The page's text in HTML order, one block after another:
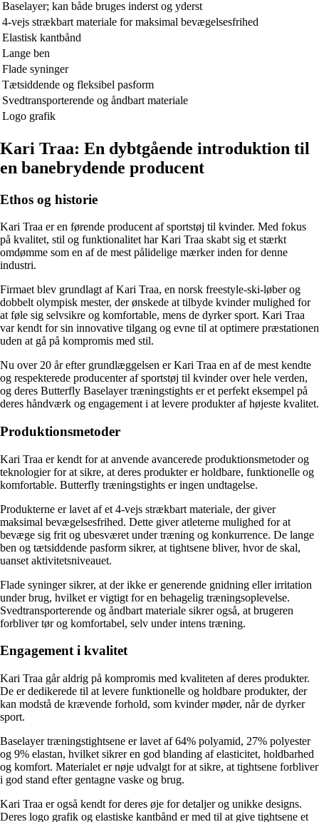
Baselayer; kan både bruges inderst og yderst
4-vejs strækbart materiale for maksimal bevægelsesfrihed
Elastisk kantbånd
Lange ben
Flade syninger
Tætsiddende og fleksibel pasform
Svedtransporterende og åndbart materiale
Logo grafik
Kari Traa: En dybtgående introduktion til
en banebrydende producent
Ethos og historie
Kari Traa er en førende producent af sportstøj til kvinder. Med fokus
på kvalitet, stil og funktionalitet har Kari Traa skabt sig et stærkt
omdømme som en af ​​de mest pålidelige mærker inden for denne
industri.
Firmaet blev grundlagt af Kari Traa, en norsk freestyle-ski-løber og
dobbelt olympisk mester, der ønskede at tilbyde kvinder mulighed for
at føle sig selvsikre og komfortable, mens de dyrker sport. Kari Traa
var kendt for sin innovative tilgang og evne til at optimere præstationen
uden at gå på kompromis med stil.
Nu over 20 år efter grundlæggelsen er Kari Traa en af ​​de mest kendte
og respekterede producenter af sportstøj til kvinder over hele verden,
og deres Butterfly Baselayer træningstights er et perfekt eksempel på
deres håndværk og engagement i at levere produkter af højeste kvalitet.
Produktionsmetoder
Kari Traa er kendt for at anvende avancerede produktionsmetoder og
teknologier for at sikre, at deres produkter er holdbare, funktionelle og
komfortable. Butterfly træningstights er ingen undtagelse.
Produkterne er lavet af et 4-vejs strækbart materiale, der giver
maksimal bevægelsesfrihed. Dette giver atleterne mulighed for at
bevæge sig frit og ubesværet under træning og konkurrence. De lange
ben og tætsiddende pasform sikrer, at tightsene bliver, hvor de skal,
uanset aktivitetsniveauet.
Flade syninger sikrer, at der ikke er generende gnidning eller irritation
under brug, hvilket er vigtigt for en behagelig træningsoplevelse.
Svedtransporterende og åndbart materiale sikrer også, at brugeren
forbliver tør og komfortabel, selv under intens træning.
Engagement i kvalitet
Kari Traa går aldrig på kompromis med kvaliteten af deres produkter.
De er dedikerede til at levere funktionelle og holdbare produkter, der
kan modstå de krævende forhold, som kvinder møder, når de dyrker
sport.
Baselayer træningstightsene er lavet af 64% polyamid, 27% polyester
og 9% elastan, hvilket sikrer en god blanding af elasticitet, holdbarhed
og komfort. Materialet er nøje udvalgt for at sikre, at tightsene forbliver
i god stand efter gentagne vaske og brug.
Kari Traa er også kendt for deres øje for detaljer og unikke designs.
Deres logo grafik og elastiske kantbånd er med til at give tightsene et